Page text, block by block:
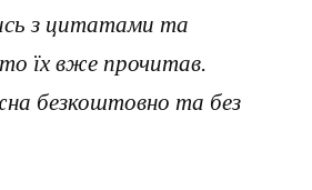
з цитатами та
їх вже прочитав.
безкоштовно та без